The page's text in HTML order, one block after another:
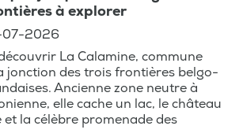
à explorer
07-2026
La Calamine, commune
jonction des trois frontières belgo-
Ancienne zone neutre à
elle cache un lac, le château
la célèbre promenade des